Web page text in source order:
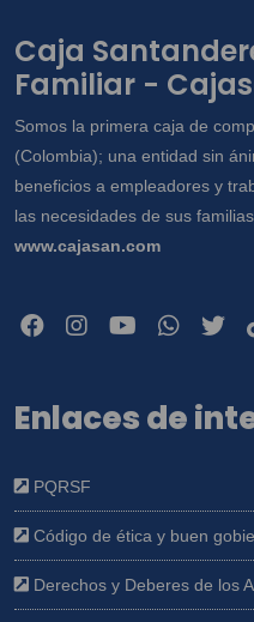
Caja
Familiar -
Somos la primera caja de
(Colombia); una entidad sin
beneficios a empleadores y
las necesidades de sus familias.
www.cajasan.com
Enlaces de
PQRSF
Código de ética y buen
Derechos y Deberes de los